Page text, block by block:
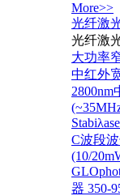
More>>
光纤激
光纤激
大功率
中红外
C波段
(10/
器 350-